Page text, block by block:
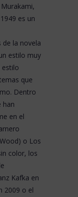
es un
la novela
estilo muy
estilo
que
Dentro
han
en el
o Los
color, los
Kafka en
2009 o el